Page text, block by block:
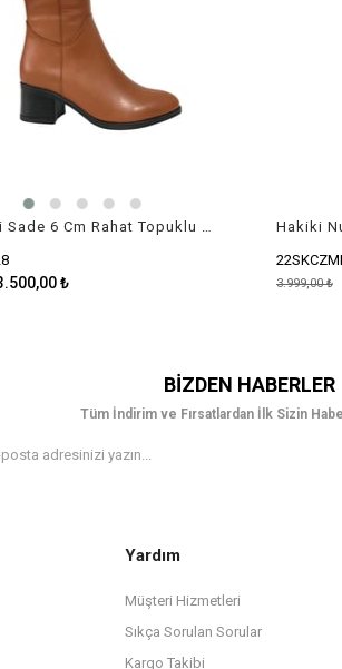
Hakiki Deri Sade 6 Cm Rahat Topuklu Çizme
₺ 3.999,00 ₺
BIZDEN HABERLER
Tüm İndirim ve Fırsatlardan İlk Sizin
Yardım
Müşteri Hizmetleri
Sıkça Sorulan Sorular
Kargo Takibi